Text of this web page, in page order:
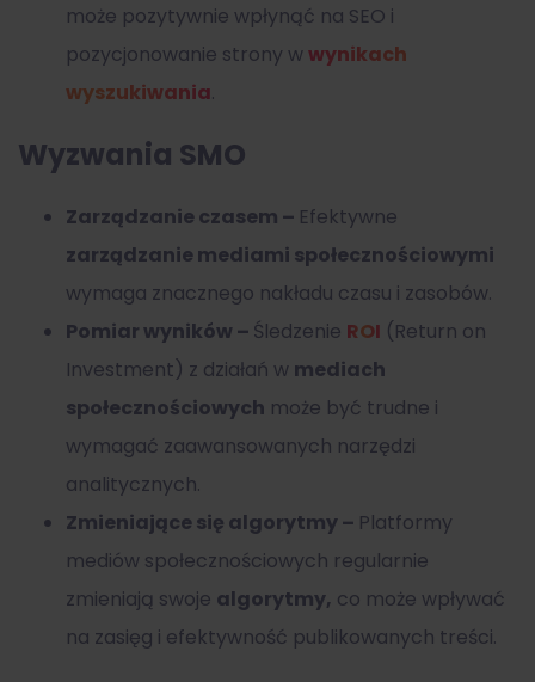
może pozytywnie wpłynąć na SEO i
pozycjonowanie strony w wynikach
wyszukiwania.
Wyzwania SMO
Zarządzanie czasem – Efektywne
zarządzanie mediami społecznościowymi
wymaga znacznego nakładu czasu i zasobów.
Pomiar wyników – Śledzenie ROI (Return on
Investment) z działań w mediach
społecznościowych może być trudne i
wymagać zaawansowanych narzędzi
analitycznych.
Zmieniające się algorytmy – Platformy
mediów społecznościowych regularnie
zmieniają swoje algorytmy, co może wpływać
na zasięg i efektywność publikowanych treści.